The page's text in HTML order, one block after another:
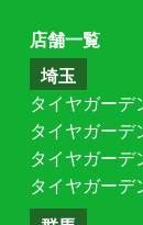
店舗一覧
埼玉
タイヤガーデ
タイヤガーデ
タイヤガーデ
タイヤガーデ